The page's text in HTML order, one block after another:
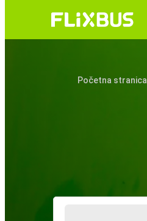
Početna stranica